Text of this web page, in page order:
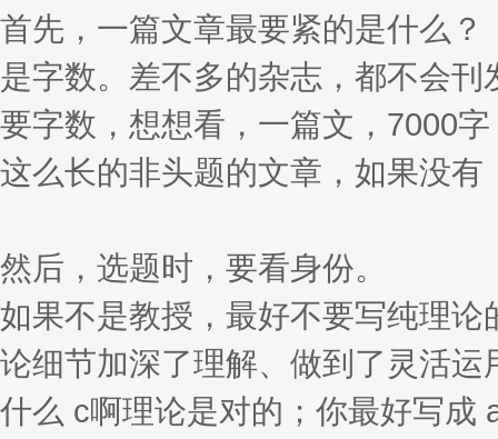
首先，一篇文章最要紧的是什么？
是字数。差不多的杂志，都不会
要字数，想想看，一篇文，7000
这么长的非头题的文章，如果没
然后，选题时，要看身份。
如果不是教授，最好不要写纯理
论细节加深了理解、做到了灵活
什么 c啊理论是对的；你最好写成